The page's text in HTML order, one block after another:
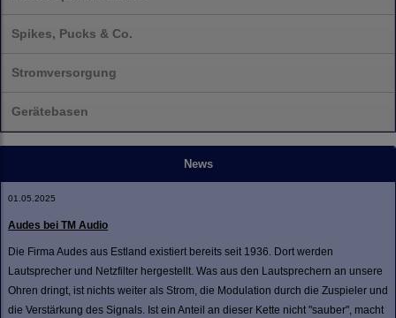
Spikes, Pucks & Co.
Stromversorgung
Gerätebasen
News
01.05.2025
Audes bei TM Audio
Die Firma Audes aus Estland existiert bereits seit 1936. Dort werden
Lautsprecher und Netzfilter hergestellt. Was aus den Lautsprechern an unsere
Ohren dringt, ist nichts weiter als Strom, die Modulation durch die Zuspieler und
die Verstärkung des Signals. Ist ein Anteil an dieser Kette nicht "sauber", macht